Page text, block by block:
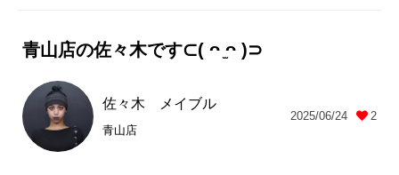
青山店の佐々木です⊂( ᴖ ̫ᴖ )⊃
佐々木 メイブル
青山店
2025/06/24 2